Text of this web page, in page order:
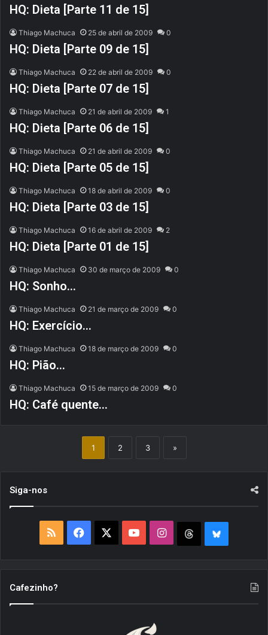
HQ: Dieta [Parte 11 de 15]
Thiago Machuca 25 de abril de 2009 0
HQ: Dieta [Parte 09 de 15]
Thiago Machuca 22 de abril de 2009 0
HQ: Dieta [Parte 07 de 15]
Thiago Machuca 21 de abril de 2009 1
HQ: Dieta [Parte 06 de 15]
Thiago Machuca 21 de abril de 2009 0
HQ: Dieta [Parte 05 de 15]
Thiago Machuca 18 de abril de 2009 0
HQ: Dieta [Parte 03 de 15]
Thiago Machuca 16 de abril de 2009 2
HQ: Dieta [Parte 01 de 15]
Thiago Machuca 30 de março de 2009 0
HQ: Sonho…
Thiago Machuca 21 de março de 2009 0
HQ: Exercício…
Thiago Machuca 18 de março de 2009 0
HQ: Pião…
Thiago Machuca 15 de março de 2009 0
HQ: Café quente…
1 2 3 »
Siga-nos
u
I
Cafezinho?